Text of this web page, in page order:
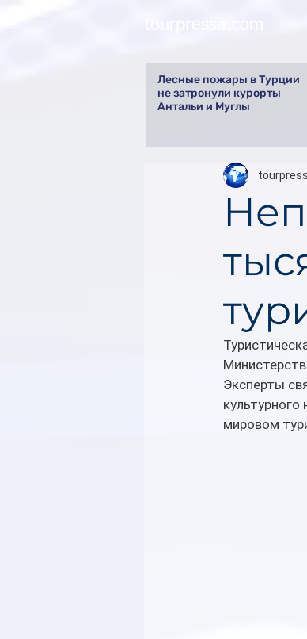
Лесные пожары в Турции
не затронули курорты
Антальи и Муглы
Эксперты
мировом